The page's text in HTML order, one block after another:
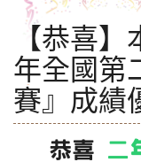
【恭喜
年全國第
賽』成績
恭喜 二